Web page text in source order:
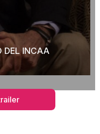
DEL INCAA